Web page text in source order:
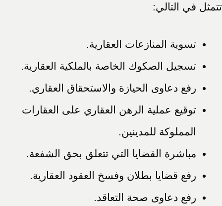
تتمثل في التالي:
تسوية المنازعات العقارية.
تسجيل الصكوك الخاصة بالملكية العقارية.
رفع دعاوى الحيازة والاستحقاق العقاري.
توقيع عملية الرهن العقاري على العقارات
المملوكة للمدينين.
مباشرة القضايا التي تتعلق بحق الشفعة.
رفع قضايا بطلان وفسخ العقود العقارية.
رفع دعاوى صحة التعاقد.